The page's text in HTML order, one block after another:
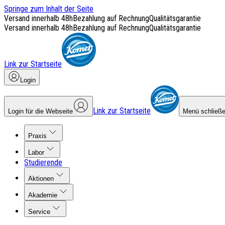
Springe zum Inhalt der Seite
Versand innerhalb 48hBezahlung auf RechnungQualitätsgarantie
Versand innerhalb 48hBezahlung auf RechnungQualitätsgarantie
Link zur Startseite
Login
Login für die Webseite Link zur Startseite Menü
Praxis
Labor
Studierende
Aktionen
Akademie
Service